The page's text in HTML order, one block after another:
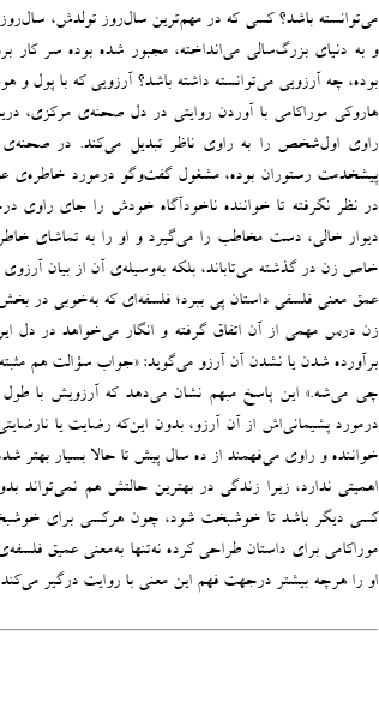
می‌توانسته باشد؟ کسی که در مهم‌ترین سال‌روز تولدش،
و به دنیای بزرگ‌سالی می‌انداخته، مجبور شده بوده سر کار
بوده، چه آرزویی می‌توانسته داشته باشد؟ آرزویی که با پول
هاروکی موراکامی با آوردن روایتی در دل صحنه‌ی مرکزی،
راوی اول‌شخص را به راوی ناظر تبدیل می‌کند. در
پیشخدمت رستوران بوده، مشغول گفت‌وگو درمورد
در نظر نگرفته تا خواننده ناخودآگاه خودش را جای راوی
دیوار خالی، دست مخاطب را می‌گیرد و او را به تماشای
خاص زن در گذشته می‌تاباند، بلکه به‌وسیله‌ی آن از بیان
عمق معنی فلسفی داستان پی ببرد؛ فلسفه‌ای که به‌خوبی در
زن درس مهمی از آن اتفاق گرفته و انگار می‌خواهد در دل
برآورده شدن یا نشدن آن آرزو می‌گوید: «جواب سؤالت هم
چی می‌شه.» این پاسخ مبهم نشان می‌دهد که آرزویش با
درمورد پشیمانی‌اش از آن آرزو، بدون این‌که رضایت یا
خواننده و راوی می‌فهمند از ده سال پیش تا حالا بسیار
اهمیتی ندارد، زیرا زندگی در بهترین حالتش هم
کسی دیگر باشد تا خوشبخت شود، چون هرکسی برای
موراکامی برای داستان طراحی کرده نه‌تنها به‌معنی عمیق
او را هرچه بیشتر درجهت فهم این معنی با روایت درگیر